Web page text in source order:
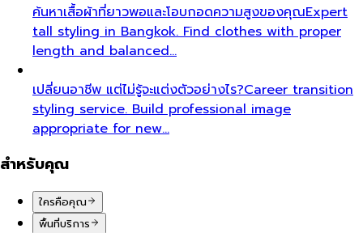
ค้นหาเสื้อผ้าที่ยาวพอและโอบกอดความสูงของคุณExpert
tall styling in Bangkok. Find clothes with proper
length and balanced…
เปลี่ยนอาชีพ แต่ไม่รู้จะแต่งตัวอย่างไร?Career transition
styling service. Build professional image
appropriate for new…
สำหรับคุณ
ใครคือคุณ
พื้นที่บริการ